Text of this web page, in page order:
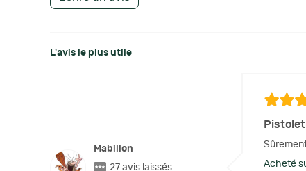
L'avis le plus utile
Mabillon
27 avis laissés
Acheté